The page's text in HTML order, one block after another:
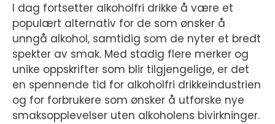
I dag fortsetter alkoholfri drikke å være et
populært alternativ for de som ønsker å
unngå alkohol, samtidig som de nyter et bredt
spekter av smak. Med stadig flere merker og
unike oppskrifter som blir tilgjengelige, er det
en spennende tid for alkoholfri drikkeindustrien
og for forbrukere som ønsker å utforske nye
smaksopplevelser uten alkoholens bivirkninger.